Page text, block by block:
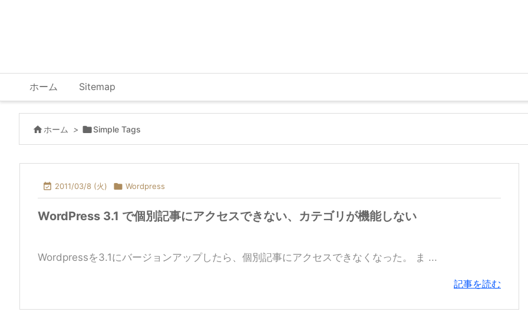
ホーム Sitemap
ホーム > Simple Tags
 2011/03/8 (火)  Wordpress
WordPress 3.1 で個別記事にアクセスできない、カテゴリが機能しない
Wordpressを3.1にバージョンアップしたら、個別記事にアクセスできなくなった。 ま ...
記事を読む